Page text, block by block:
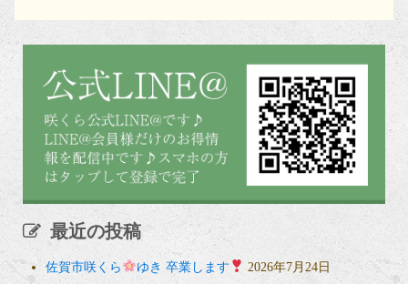
最近の投稿
佐賀市咲くら ゆき 卒業します
2026年7月24日